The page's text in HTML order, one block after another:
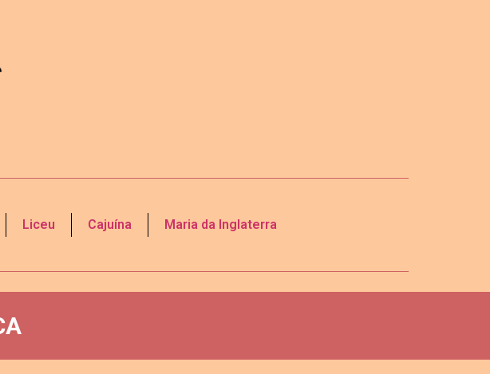
Liceu Cajuína Maria da Inglaterra